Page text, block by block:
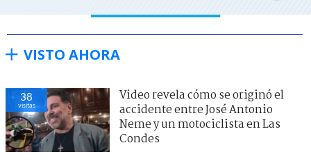
VISTO AHORA
38
visitas
Video revela cómo se originó el
accidente entre José Antonio
Neme y un motociclista en Las
Condes